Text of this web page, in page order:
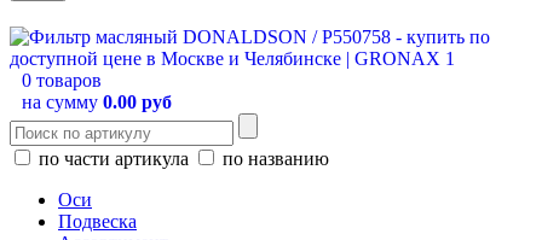
0 товаров
на сумму 0.00 руб
по части артикула
по названию
Оси
Подвеска